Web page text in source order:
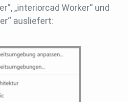
„interiorcad Worker“ und
ausliefert: